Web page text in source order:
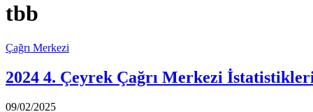
tbb
Çağrı Merkezi
2024 4. Çeyrek Çağrı Merkezi
09/02/2025